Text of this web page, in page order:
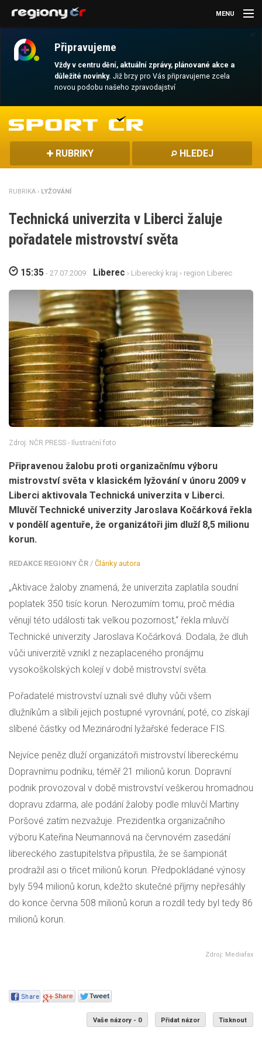
Připravujeme
Vždy v centru dění, aktuální zprávy, plánované akce a
důležité novinky.Již brzy pro Vás připravujeme zcela
novou podobu našeho zpravodajství
MENU
AKTUALITY
MAGAZÍN
DALŠÍ
REGION
RUBRIKY HLEDEJ
RUBRIKA › LYŽOVÁNÍ
Technická univerzita v Liberci žaluje
pořadatele mistrovství světa
15:35 - 27.07.2009 Liberec › Liberecký kraj › region Liberec
Zdroj: NČR PRESS - Ilustrační foto
Připravenou žalobu proti organizačnímu výboru
mistrovství světa v klasickém lyžování v únoru 2009 v
Liberci aktivovala Technická univerzita v Liberci.
Mluvčí Technické univerzity Jaroslava Kočárková řekla
v pondělí agentuře, že organizátoři jim dluží 8,5 milionu
korun.
REDAKCE REGIONY ČR / Články autora
„Aktivace žaloby znamená, že univerzita zaplatila soudní
poplatek 350 tisíc korun. Nerozumím tomu, proč média
věnují této události tak velkou pozornost,“ řekla mluvčí
Technické univerzity Jaroslava Kočárková. Dodala, že dluh
vůči univerzitě vznikl z nezaplaceného pronájmu
vysokoškolských kolejí v době mistrovství světa.
Pořadatelé mistrovství uznali své dluhy vůči všem
dlužníkům a slíbili jejich postupné vyrovnání, poté, co získají
slíbené částky od Mezinárodní lyžařské federace FIS.
Nejvíce peněz dluží organizátoři mistrovství libereckému
Dopravnímu podniku, téměř 21 milionů korun. Dopravní
podnik provozoval v době mistrovství veškerou hromadnou
dopravu zdarma, ale podání žaloby podle mluvčí Martiny
Poršové zatím nezvažuje. Prezidentka organizačního
výboru Kateřina Neumannová na červnovém zasedání
libereckého zastupitelstva připustila, že se šampionát
prodražil asi o třicet milionů korun. Předpokládané výnosy
byly 594 milionů korun, kdežto skutečné příjmy nepřesáhly
do konce června 508 milionů korun a rozdíl tedy byl tedy 86
milionů korun.
Zdroj: Mediafax
Vaše názory - 0 Přidat názor Tisknout